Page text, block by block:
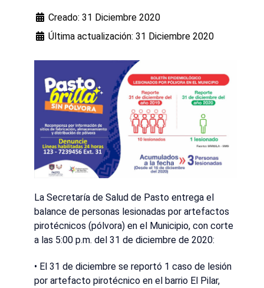
Creado: 31 Diciembre 2020
Última actualización: 31 Diciembre 2020
La Secretaría de Salud de Pasto entrega el
balance de personas lesionadas por artefactos
pirotécnicos (pólvora) en el Municipio, con corte
a las 5:00 p.m. del 31 de diciembre de 2020:
• El 31 de diciembre se reportó 1 caso de lesión
por artefacto pirotécnico en el barrio El Pilar,